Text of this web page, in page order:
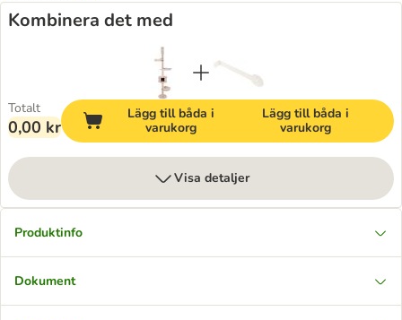
Kombinera det med
Totalt
0,00 kr
Lägg till båda i
varukorg
Lägg till båda i
varukorg
Visa detaljer
Produktinfo
Dokument